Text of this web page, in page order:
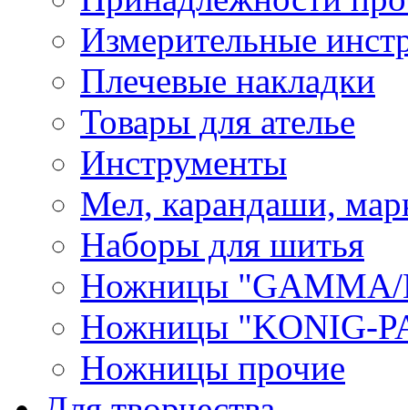
Измерительные
Плечевые накладки
Товары для ателье
Инструменты
Мел, карандаши,
Наборы для шитья
Ножницы "GAMMA/
Ножницы "KONIG-
Ножницы прочие